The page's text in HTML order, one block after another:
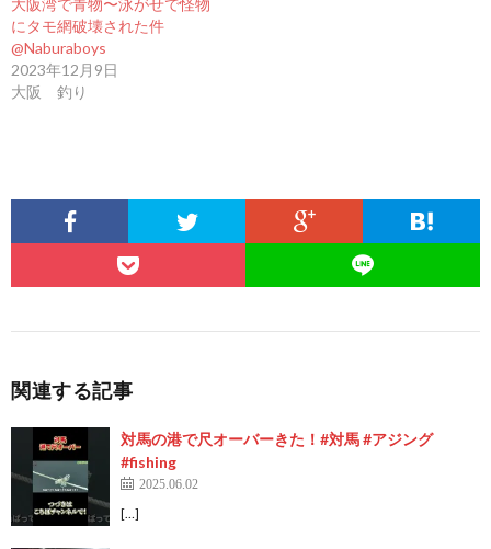
大阪湾で青物〜泳がせで怪物
にタモ網破壊された件
@Naburaboys
2023年12月9日
大阪 釣り
関連する記事
対馬の港で尺オーバーきた！#対馬 #アジング
#fishing
2025.06.02
[…]